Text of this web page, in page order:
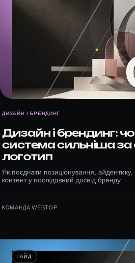
ДИЗАЙН І БРЕНДИНГ
Дизайн і брендинг:
система сильніша
логотип
Як поєднати позиціонування,
контент у послідовний досвід бренду.
КОМАНДА WEBTOP
ГАЙД